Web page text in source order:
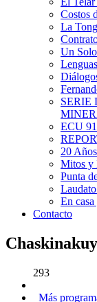
Costos
La
Un
SERIE
ECU
20
Mitos y
Punta
En
Contacto
293
Más